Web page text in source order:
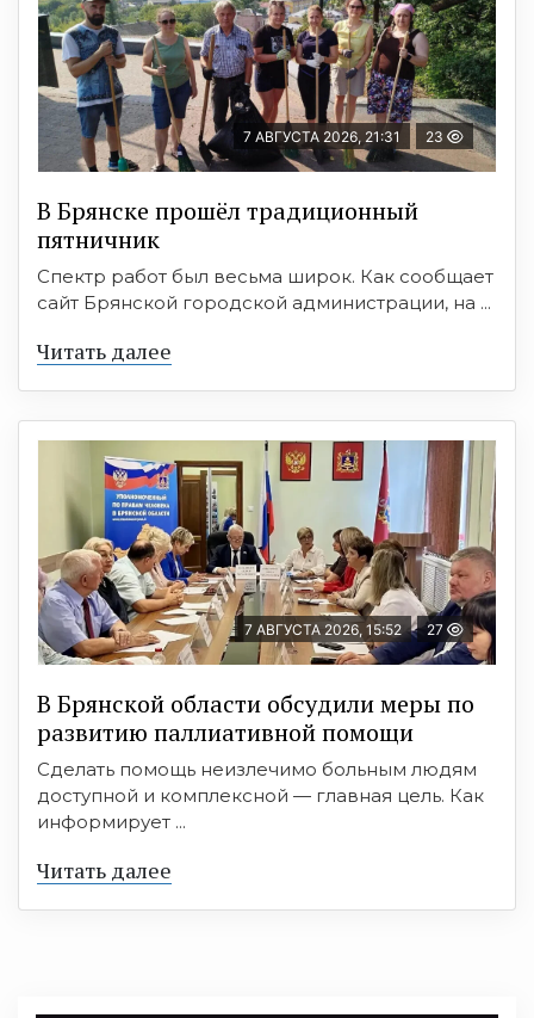
7 АВГУСТА 2026, 21:31 23
В Брянске прошёл традиционный
пятничник
Спектр работ был весьма широк. Как сообщает
сайт Брянской городской администрации, на ...
Читать далее
7 АВГУСТА 2026, 15:52 27
В Брянской области обсудили меры по
развитию паллиативной помощи
Сделать помощь неизлечимо больным людям
доступной и комплексной — главная цель. Как
информирует ...
Читать далее